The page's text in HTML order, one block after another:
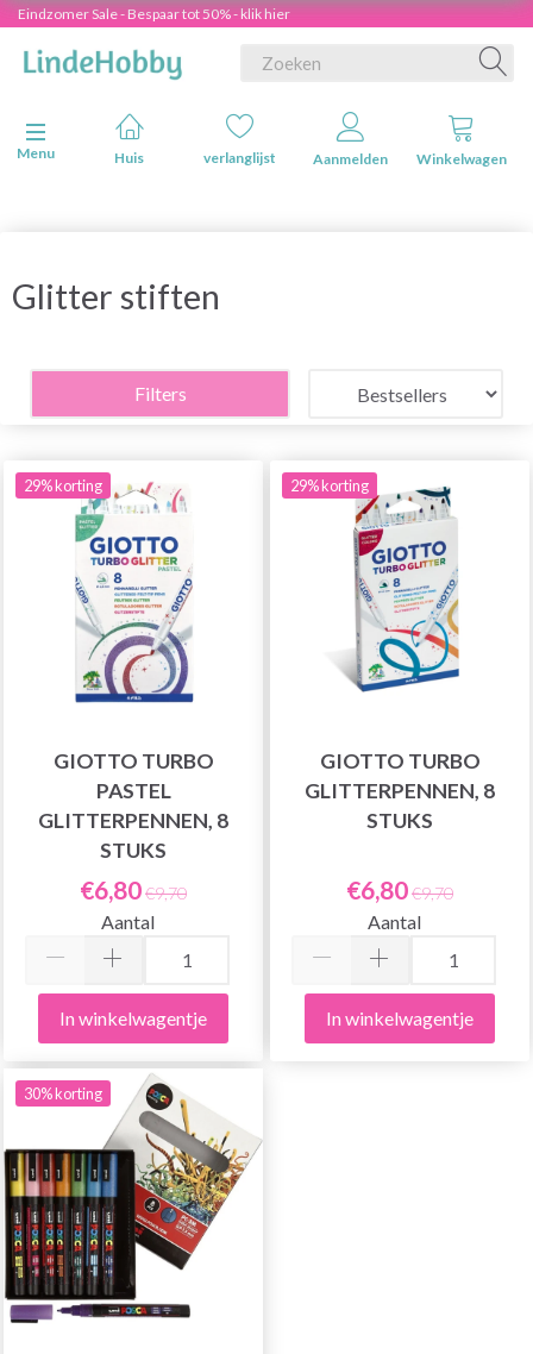
Eindzomer Sale - Bespaar tot 50% - klik hier
Navigatie in-/uitschakelen
Menu
Huis verlanglijst Aanmelden Winkelwagen
Glitter stiften
Filters
29% korting
GIOTTO TURBO
PASTEL
GLITTERPENNEN, 8
STUKS
€6,80€9,70
Aantal
In winkelwagentje
29% korting
GIOTTO TURBO
GLITTERPENNEN, 8
STUKS
€6,80€9,70
Aantal
In winkelwagentje
30% korting